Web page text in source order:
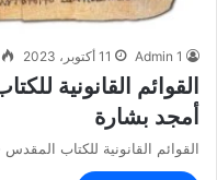
Admin 1 11 أكتوبر، 2023
القوائم القانونية
أمجد بشارة
القوائم القانونية للكتاب